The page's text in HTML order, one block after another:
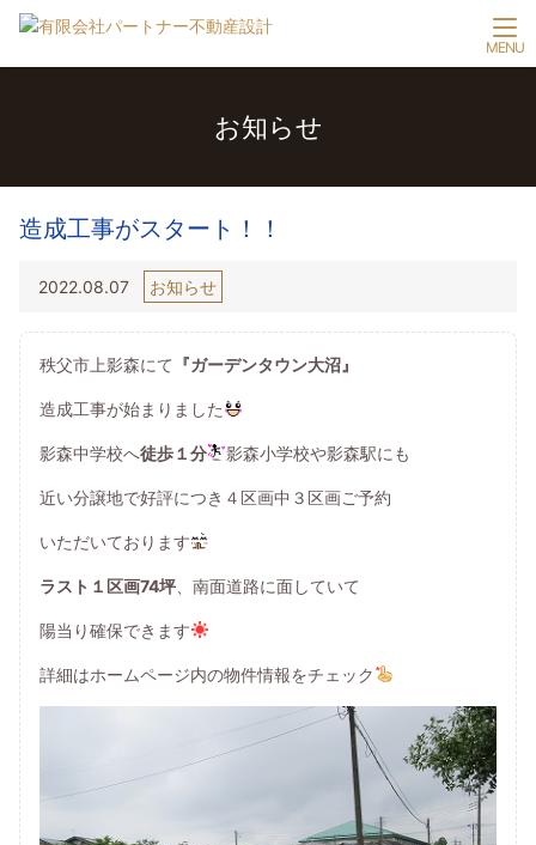
お知らせ
造成工事がスタート！！
2022.08.07 お知らせ
秩父市上影森にて 『ガーデンタウン大沼』
造成工事が始まりました
影森中学校へ徒歩１分 影森小学校や影森駅にも
近い分譲地で好評につき４区画中３区画ご予約
いただいております
ラスト１区画74坪 、南面道路に面していて
陽当り確保できます
詳細はホームページ内の物件情報をチェック